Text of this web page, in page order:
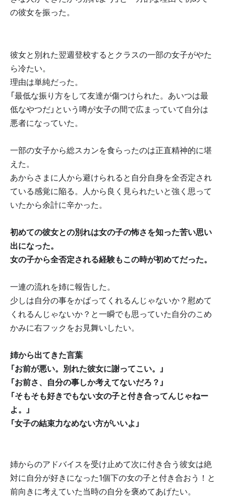
の彼女を振った。
彼女と別れた翌週登校するとクラスの一部の女子がやた
ら冷たい。
理由は単純だった。
「最低な振り方をして友達が傷つけられた。あいつは最
低なやつだ」という噂が女子の間で広まっていて自分は
悪者になっていた。
一部の女子から総スカンを食らったのは正直精神的に堪
えた。
あからさまに人から避けられると自分自身を全否定され
ている感覚に陥る。人から良く見られたいと強く思って
いたから余計に辛かった。
初めての彼女との別れは女の子の怖さを知った苦い思い
出になった。
女の子から全否定される経験もこの時が初めてだった。
一連の流れを姉に報告した。
少しは自分の事をかばってくれるんじゃないか？慰めて
くれるんじゃないか？と一瞬でも思っていた自分のこめ
かみに右フックをお見舞いしたい。
姉から出てきた言葉
「お前が悪い。別れた彼女に謝ってこい。」
「お前さ、自分の事しか考えてないだろ？」
「そもそも好きでもない女の子と付き合ってんじゃねー
よ。」
「女子の結束力なめない方がいいよ」
姉からのアドバイスを受け止めて次に付き合う彼女は絶
対に自分が好きになった1個下の女の子と付き合おう！と
前向きに考えていた当時の自分を褒めてあげたい。